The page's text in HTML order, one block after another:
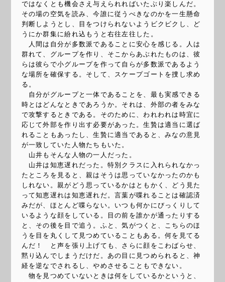
ではなくとも機会さえ与えられればいたぶり楽しんだ。
その場の空気を読み、今誰に従うべきなのかを一生懸命
判断しようとし、目をつけられないようビクビクし、ど
うにか群集に紛れ込もうと右往左往した。
人間は自分が多数派であることに安心を感じる。人は
群れて、グループを作り、そこからあぶれたものは、彼
らは彼らで小グループを作って自らが多数派であるよう
な場所を確保する。そして、スケープゴートを捜し求め
る。
自分がグループと一体であることを、最も実感できる
時とはどんなときであろうか。それは、外部の者をみな
で攻撃するときである。そのために、われわれは時宜に
応じて外部を作り出す必要があった。生贄は適当に選ば
れることもあったし、生贄に適当であると、みなの意見
が一致していた人物たちもいた。
山井もそんな人物の一人だった。
山井は知恵遅れだった。特別クラスに入れられなかっ
たところを見ると、親はそうは思っていなかったのかも
しれない。親がどう思っているかはともかく、どう見た
って知恵遅れは知恵遅れだ。言葉が喋れることは確認済
みだが、ほとんど喋らない。いつも何かにびっくりして
いるような顔をしている。目の前を誰かが通ったりする
と、その後を目で追う。ふと、気がつくと、こちらのほ
うを目を丸くして見つめていることもある。何を見てる
んだ！ と声を張り上げても、さらに顔をこわばらせ、
黙り込んでしまうだけだ。あの目に見つめられると、神
経を逆なでされるし、やめさせることもできない。
物を見つめていないときは何をしているかというと、